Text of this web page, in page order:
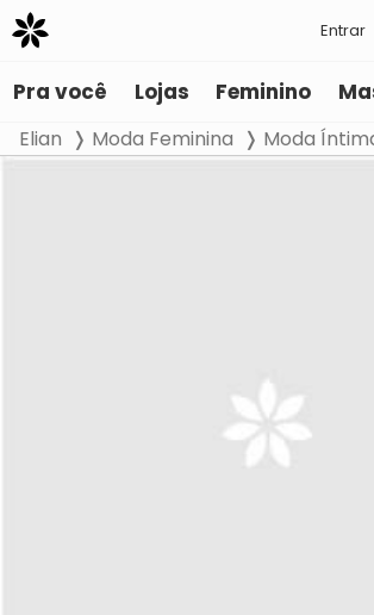
Entrar
Pra você Lojas Feminino
Elian Moda Feminina Moda